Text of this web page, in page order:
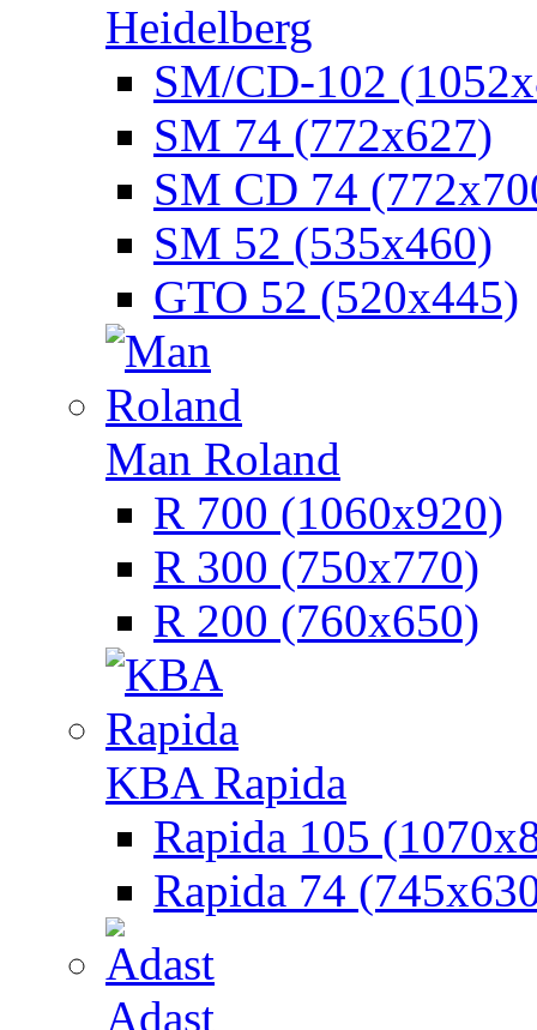
Heidelberg
SM/CD-102
SM 74 (772х627)
SM CD 74
SM 52 (535х460)
GTO 52 (520х445)
Man Roland
R 700 (1060х920)
R 300 (750х770)
R 200 (760х650)
KBA Rapida
Rapida 105
Rapida 74
Adast